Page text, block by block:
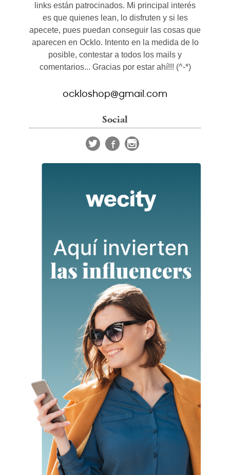
links están patrocinados. Mi principal interés
es que quienes lean, lo disfruten y si les
apecete, pues puedan conseguir las cosas que
aparecen en Ocklo. Intento en la medida de lo
posible, contestar a todos los mails y
comentarios... Gracias por estar ahí!!! (^-*)
ockloshop@gmail.com
Social